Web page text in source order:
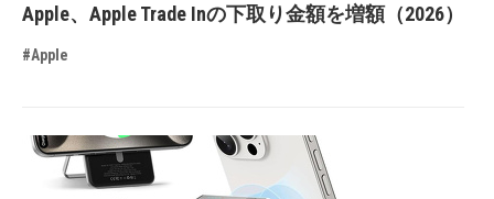
Apple、Apple Trade Inの下取り金額を増額（2026）
#Apple